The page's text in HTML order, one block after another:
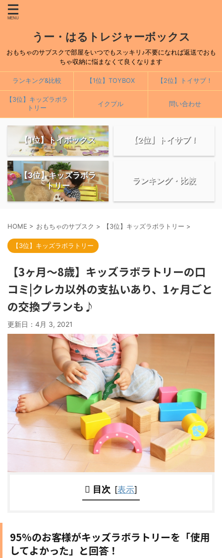
うー・はるトレジャーボックス
おもちゃのサブスクで部屋をいつでもスッキリ♪不要になれば返送でおも
ちゃ収納に悩まなくて良くなります
ランキング&比較 【1位】TOYBOX 【2位】トイサブ！
【3位】キッズラボラ
トリー
イクプル 問い合わせ
【1位】トイボックス 【2位】トイサブ！
【3位】キッズラボラ
トリー
ランキング・比較
HOME > おもちゃのサブスク > 【3位】キッズラボラトリー >
【3位】キッズラボラトリー
【3ヶ月〜8歳】キッズラボラトリーの口
コミ|クレカ以外の支払いあり、1ヶ月ごと
の交換プランも♪
更新日： 4月 3, 2021
目次 [表示]
95%のお客様がキッズラボラトリーを「使用
してよかった」と回答！